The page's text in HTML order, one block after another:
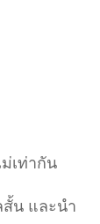
เท่ากัน
น และนำ